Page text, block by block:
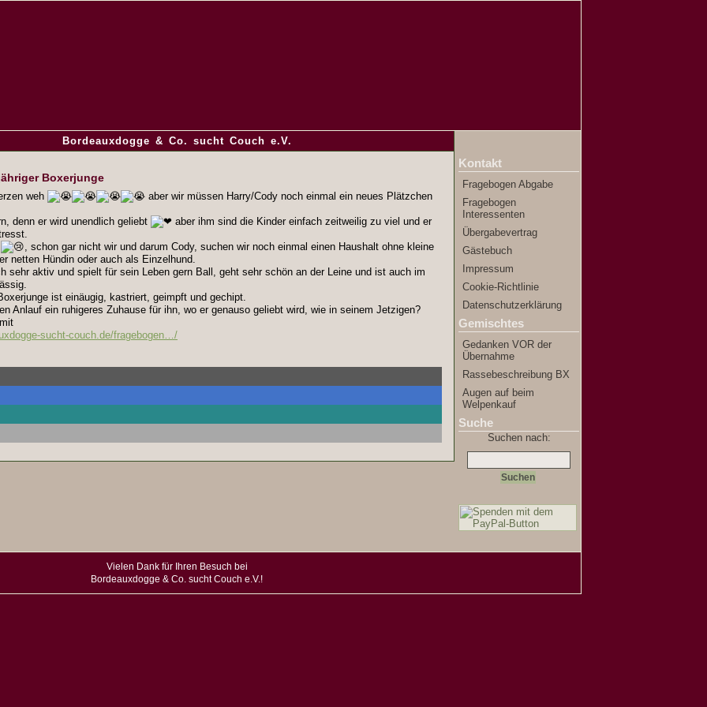
Bordeauxdogge & Co. sucht Couch e.V.
Kontakt
Fragebogen Abgabe
Fragebogen
Interessenten
Übergabevertrag
Gästebuch
Impressum
Cookie-Richtlinie
Datenschutzerklärung
Gemischtes
Gedanken VOR der
Übernahme
Rassebeschreibung BX
Augen auf beim
Welpenkauf
Suche
Suchen nach:
Boxerjunge
weh
aber wir müssen Harry/Cody noch einmal ein neues Plätzchen
denn er wird unendlich geliebt
aber ihm sind die Kinder einfach zeitweilig zu viel und er
, schon gar nicht wir und darum Cody, suchen wir noch einmal einen Haushalt ohne kleine
netten Hündin oder auch als Einzelhund.
sehr aktiv und spielt für sein Leben gern Ball, geht sehr schön an der Leine und ist auch im
ist einäugig, kastriert, geimpft und gechipt.
Anlauf ein ruhigeres Zuhause für ihn, wo er genauso geliebt wird, wie in seinem Jetzigen?
sucht-couch.de/fragebogen…/
Vielen Dank für Ihren Besuch bei
Bordeauxdogge & Co. sucht Couch e.V.!